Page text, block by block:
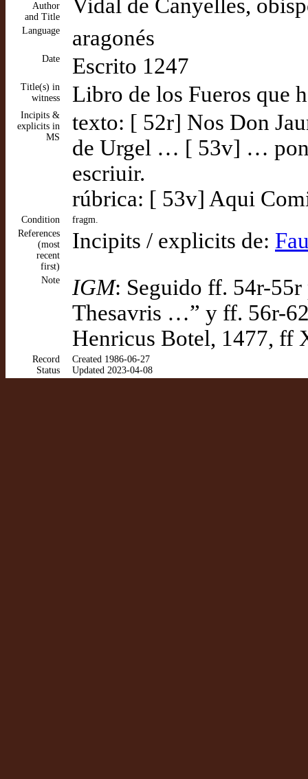
Author
and Title
Vidal de Canyelles,
Language aragonés
Date Escrito 1247
Title(s) in
witness
Libro de los Fueros que
Incipits &
explicits in
MS
texto: [ 52r] Nos Don
de Urgel … [ 53v] …
escriuir.
rúbrica: [ 53v] Aqui
Condition
fragm.
References
(most
recent
first)
Incipits / explicits de:
Note IGM: Seguido ff. 54r-
Thesavris …” y ff. 56r-
Henricus Botel, 1477,
Record
Status
Created 1986-06-27
Updated 2023-04-08